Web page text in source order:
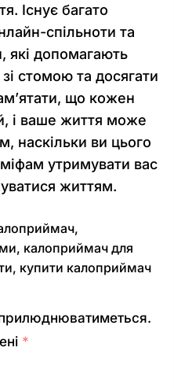
Існує багато
спільноти та
які допомагають
стомою та досягати
що кожен
і ваше життя може
наскільки ви цього
утримувати вас
життям.
,
, калоприймач для
, купити калоприймач
*